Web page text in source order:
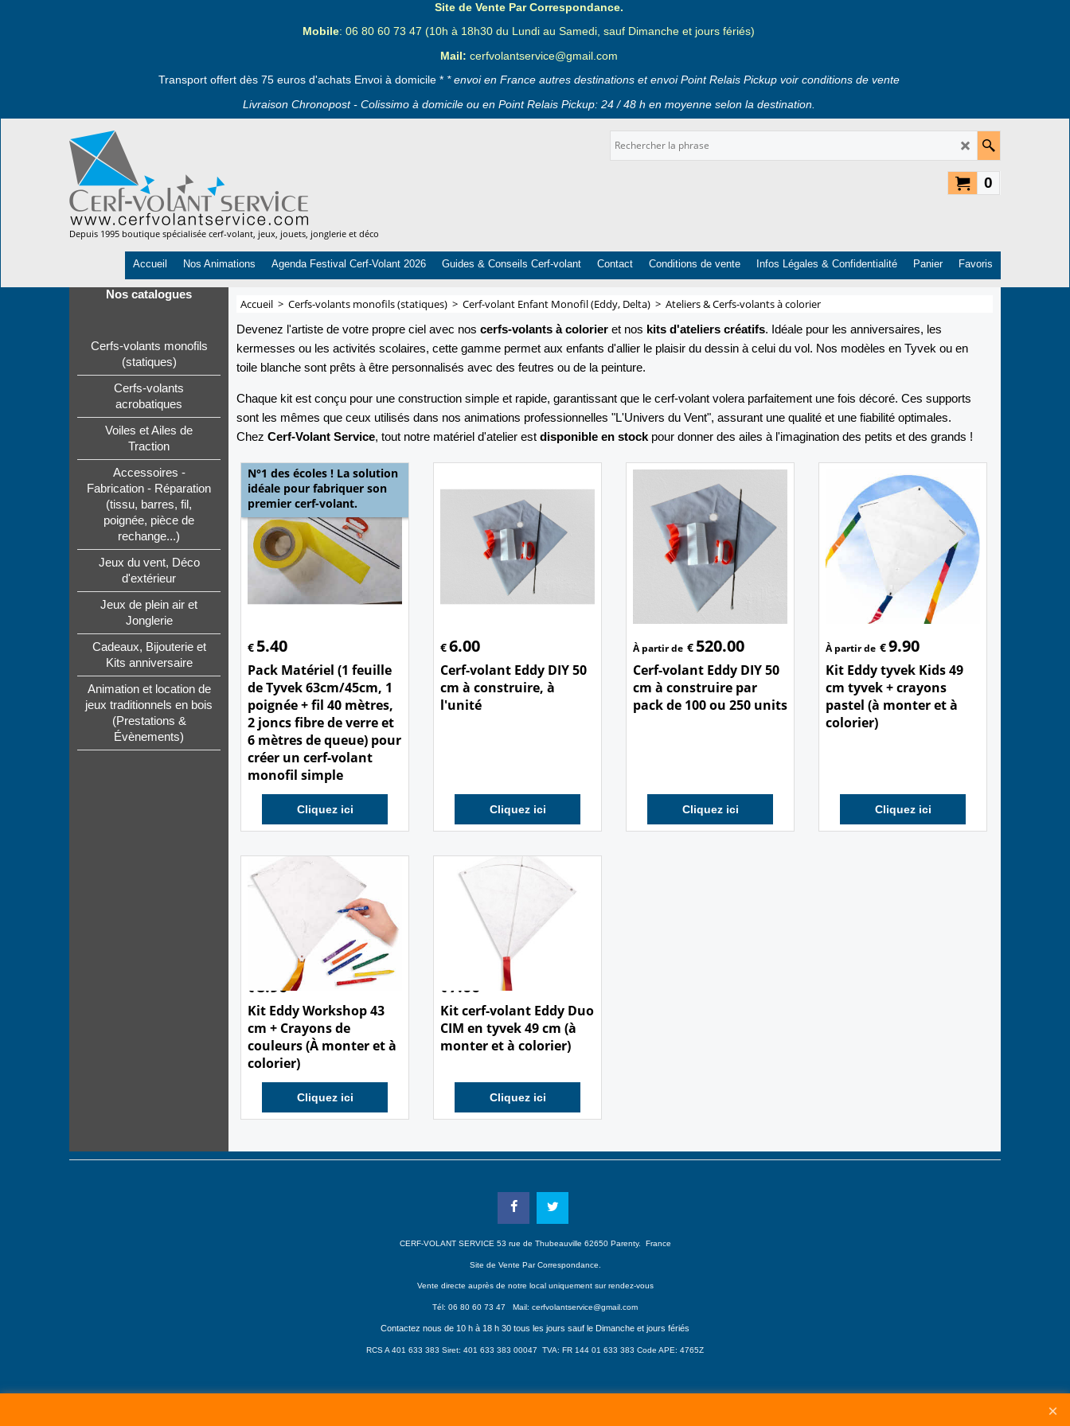
Site de Vente Par Correspondance.
Mobile: 06 80 60 73 47 (10h à 18h30 du Lundi au Samedi, sauf Dimanche et jours fériés)
Mail: cerfvolantservice@gmail.com
Transport offert dès 75 euros d'achats Envoi à domicile * * envoi en France autres destinations et envoi Point Relais Pickup voir conditions de vente
Livraison Chronopost - Colissimo à domicile ou en Point Relais Pickup: 24 / 48 h en moyenne selon la destination.
Depuis 1995 boutique spécialisée cerf-volant, jeux, jouets, jonglerie et déco
0
Accueil Nos Animations Agenda Festival Cerf-Volant 2026 Guides & Conseils Cerf-volant Contact Conditions de vente Infos Légales & Confidentialité Panier Favoris
Nos catalogues
Cerfs-volants monofils
(statiques)
Cerfs-volants
acrobatiques
Voiles et Ailes de
Traction
Accessoires -
Fabrication - Réparation
(tissu, barres, fil,
poignée, pièce de
rechange...)
Jeux du vent, Déco
d'extérieur
Jeux de plein air et
Jonglerie
Cadeaux, Bijouterie et
Kits anniversaire
Animation et location de
jeux traditionnels en bois
(Prestations &
Évènements)
Accueil > Cerfs-volants monofils (statiques) > Cerf-volant Enfant Monofil (Eddy, Delta) > Ateliers & Cerfs-volants à colorier
Devenez l'artiste de votre propre ciel avec nos cerfs-volants à colorier et nos kits d'ateliers créatifs. Idéale pour les anniversaires, les
kermesses ou les activités scolaires, cette gamme permet aux enfants d'allier le plaisir du dessin à celui du vol. Nos modèles en Tyvek ou en
toile blanche sont prêts à être personnalisés avec des feutres ou de la peinture.
Chaque kit est conçu pour une construction simple et rapide, garantissant que le cerf-volant volera parfaitement une fois décoré. Ces supports
sont les mêmes que ceux utilisés dans nos animations professionnelles "L'Univers du Vent", assurant une qualité et une fiabilité optimales.
Chez Cerf-Volant Service, tout notre matériel d'atelier est disponible en stock pour donner des ailes à l'imagination des petits et des grands !
N°1 des écoles ! La solution
idéale pour fabriquer son
premier cerf-volant.
€ 5.40
Pack Matériel (1 feuille
de Tyvek 63cm/45cm, 1
poignée + fil 40 mètres,
2 joncs fibre de verre et
6 mètres de queue) pour
créer un cerf-volant
monofil simple
Cliquez ici
€6.00
Cerf-volant Eddy DIY 50
cm à construire, à
l'unité
Cliquez ici
À partir de € 520.00
Cerf-volant Eddy DIY 50
cm à construire par
pack de 100 ou 250 units
Cliquez ici
À partir de €9.90
Kit Eddy tyvek Kids 49
cm tyvek + crayons
pastel (à monter et à
colorier)
Cliquez ici
€ 8.90
Kit Eddy Workshop 43
cm + Crayons de
couleurs (À monter et à
colorier)
Cliquez ici
€ 7.00
Kit cerf-volant Eddy Duo
CIM en tyvek 49 cm (à
monter et à colorier)
Cliquez ici
CERF-VOLANT SERVICE 53 rue de Thubeauville 62650 Parenty. France
Site de Vente Par Correspondance.
Vente directe auprès de notre local uniquement sur rendez-vous
Tél: 06 80 60 73 47 Mail: cerfvolantservice@gmail.com
Contactez nous de 10 h à 18 h 30 tous les jours sauf le Dimanche et jours fériés
RCS A 401 633 383 Siret: 401 633 383 00047 TVA: FR 144 01 633 383 Code APE: 4765Z